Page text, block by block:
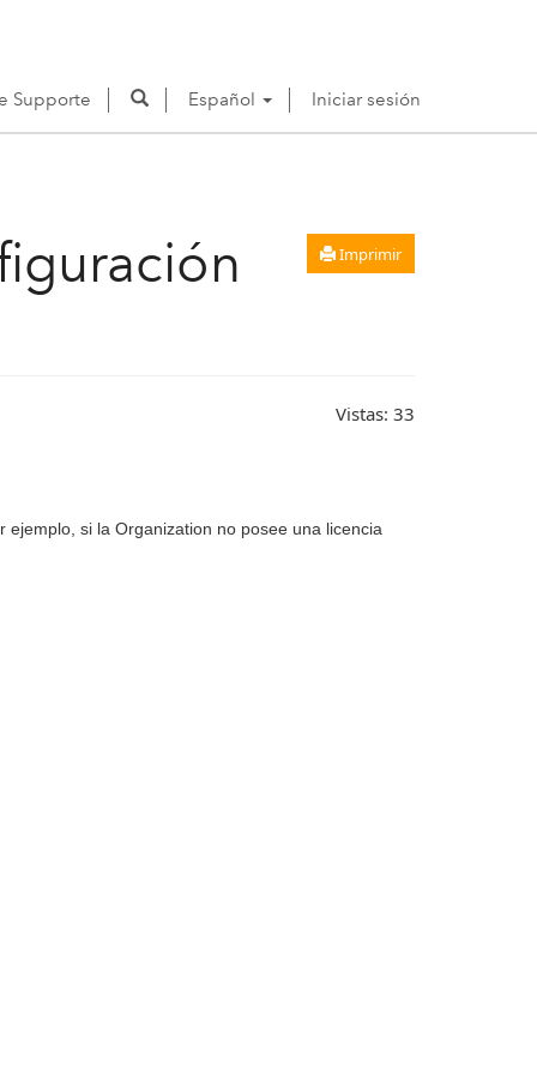
Supporte Español Iniciar sesión
Imprimir
Vistas: 33
si la Organization no posee una licencia